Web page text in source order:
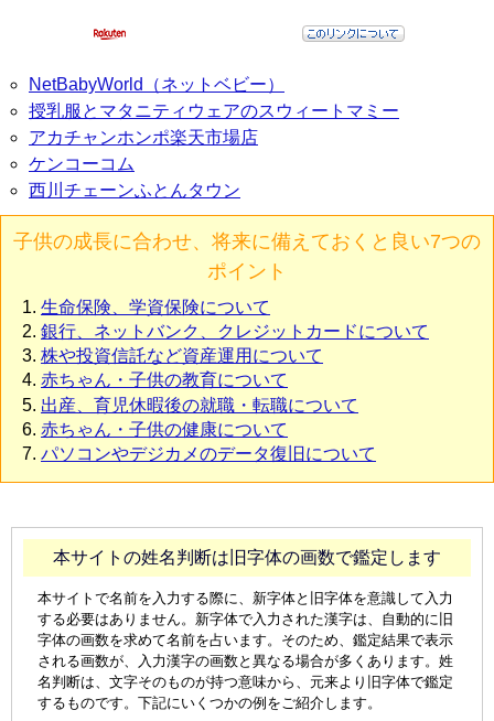
NetBabyWorld（ネットベビー）
授乳服とマタニティウェアのスウィートマミー
アカチャンホンポ楽天市場店
ケンコーコム
西川チェーンふとんタウン
子供の成長に合わせ、将来に備えておくと良い7つの
ポイント
生命保険、学資保険について
銀行、ネットバンク、クレジットカードについて
株や投資信託など資産運用について
赤ちゃん・子供の教育について
出産、育児休暇後の就職・転職について
赤ちゃん・子供の健康について
パソコンやデジカメのデータ復旧について
本サイトの姓名判断は旧字体の画数で鑑定します
本サイトで名前を入力する際に、新字体と旧字体を意識して入力
する必要はありません。新字体で入力された漢字は、自動的に旧
字体の画数を求めて名前を占います。そのため、鑑定結果で表示
される画数が、入力漢字の画数と異なる場合が多くあります。姓
名判断は、文字そのものが持つ意味から、元来より旧字体で鑑定
するものです。下記にいくつかの例をご紹介します。